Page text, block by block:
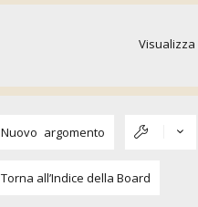
Nuovo argomento
Torna all’Indice della Board